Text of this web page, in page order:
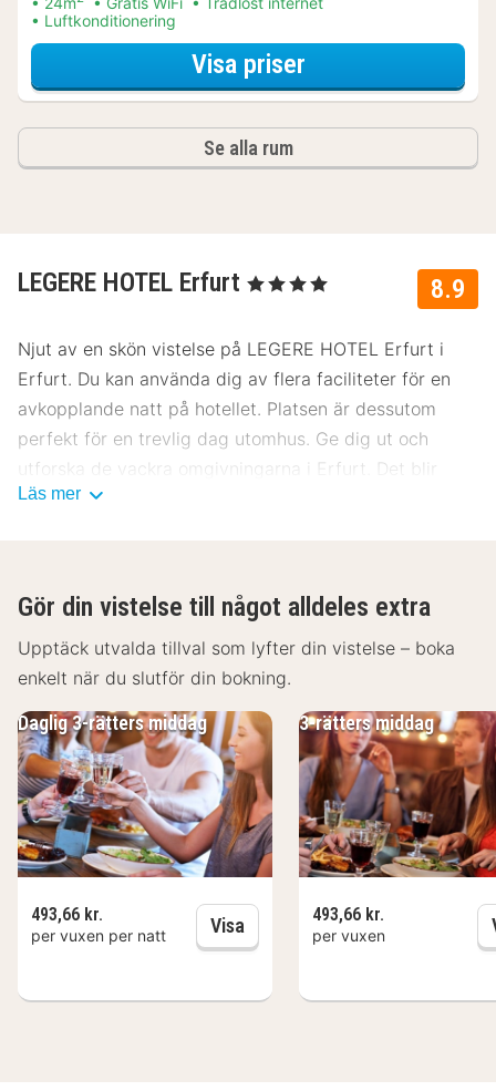
Luftkonditionering
Visa priserför Middagspaket
Se alla rum
8.9
LEGERE HOTEL Erfurt , 4 Stjärnor
Njut av en skön vistelse på LEGERE HOTEL Erfurt i
Erfurt. Du kan använda dig av flera faciliteter för en
avkopplande natt på hotellet. Platsen är dessutom
perfekt för en trevlig dag utomhus. Ge dig ut och
utforska de vackra omgivningarna i Erfurt. Det blir
garanterat en trevlig vistelse på LEGERE HOTEL
Läs mer
Gör din vistelse till något alldeles extra
Upptäck utvalda tillval som lyfter din vistelse – boka
enkelt när du slutför din bokning.
Daglig 3-rätters middag
493,66 kr.
per vuxen per natt Visa Daglig 3-rätters middag
3-rätters middag
493,66 kr.
per vuxen